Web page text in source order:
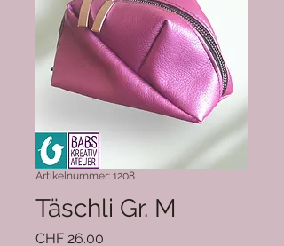
Artikelnummer: 1208
Täschli Gr. M
CHF 26.00